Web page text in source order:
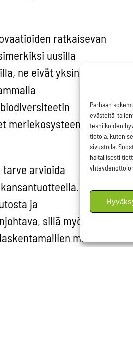
Parhaan
evästeitä,
tekniikoiden
tietoja, kuten
sivustolla.
haitallisesti
ratkaisevan
uusilla
ne eivät yksinään
meriekosysteemit
tarve arvioida
Naama
ja
sillä myös
mukaan